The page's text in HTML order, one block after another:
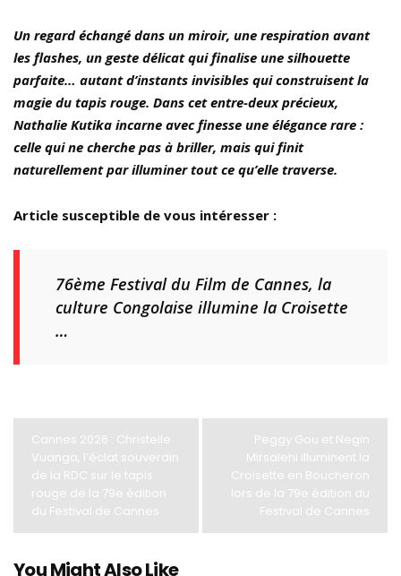
Un regard échangé dans un miroir, une respiration avant
les flashes, un geste délicat qui finalise une silhouette
parfaite… autant d’instants invisibles qui construisent la
magie du tapis rouge. Dans cet entre-deux précieux,
Nathalie Kutika incarne avec finesse une élégance rare :
celle qui ne cherche pas à briller, mais qui finit
naturellement par illuminer tout ce qu’elle traverse.
Article susceptible de vous intéresser :
76ème Festival du Film de Cannes, la
culture Congolaise illumine la Croisette
…
Cannes 2026 : Christelle
Vuanga, l’éclat souverain
de la RDC sur le tapis
rouge de la 79e édition
du Festival de Cannes
Peggy Gou et Negin
Mirsalehi illuminent la
Croisette en Boucheron
lors de la 79e édition du
Festival de Cannes
You Might Also Like